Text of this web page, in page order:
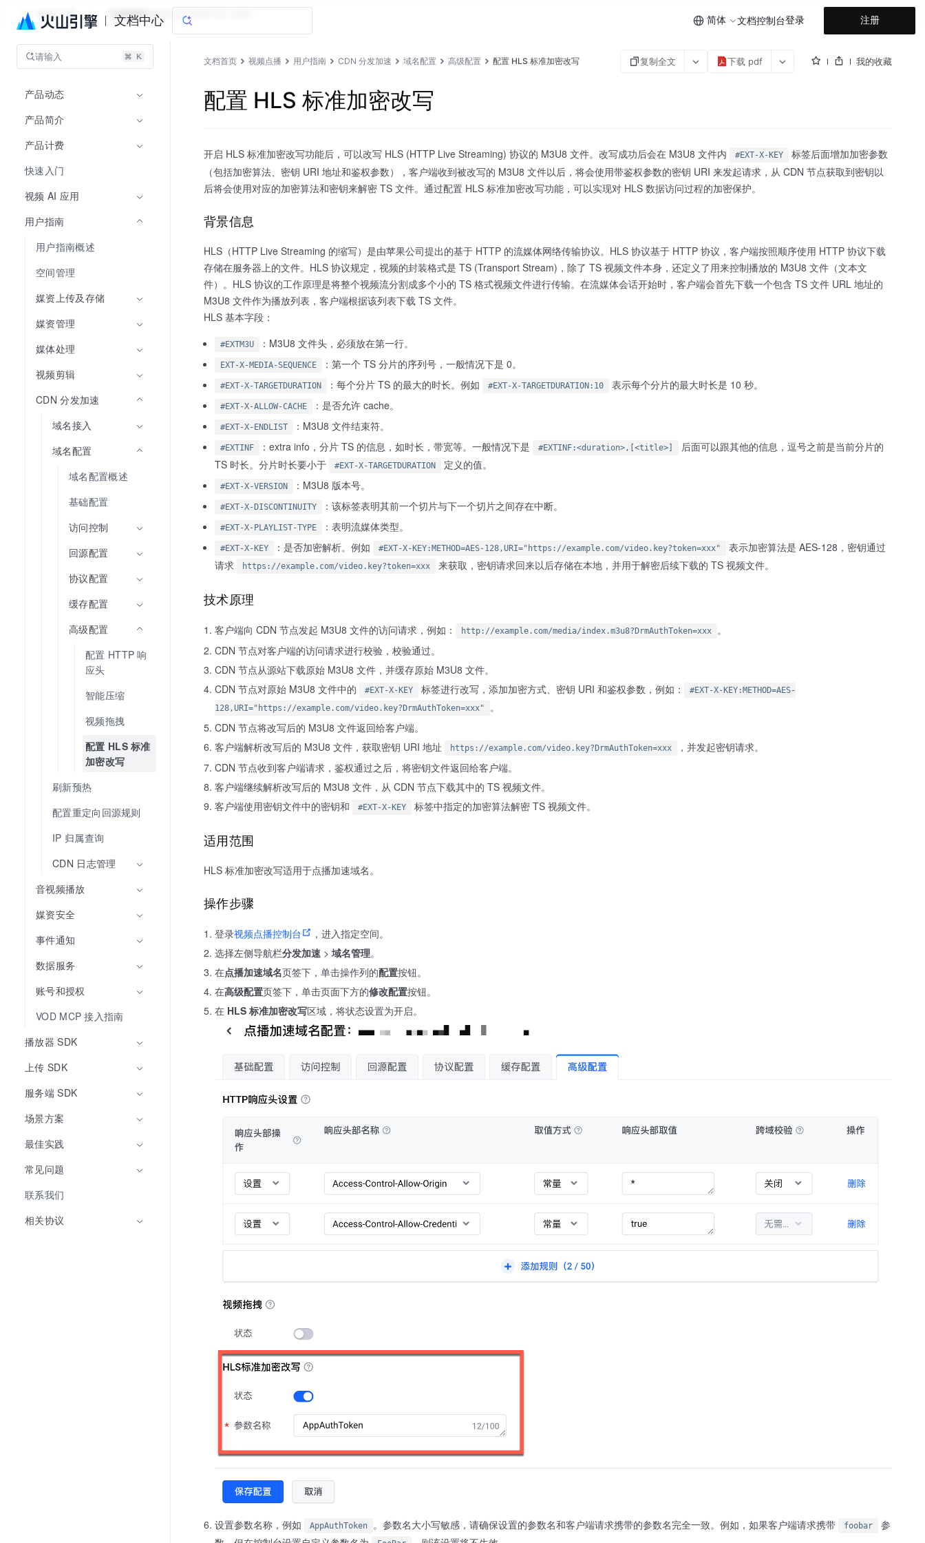
文档中心 简体 文档控制台登录 注册
视频点播 文档指南服务端 API 参考
请输入
产品动态
产品简介
产品计费
快速入门
视频 AI 应用
用户指南
用户指南概述
空间管理
媒资上传及存储
媒资管理
媒体处理
视频剪辑
CDN 分发加速
域名接入
域名配置
域名配置概述
基础配置
访问控制
回源配置
协议配置
缓存配置
高级配置
配置 HTTP 响
应头
智能压缩
视频拖拽
配置 HLS 标准
加密改写
刷新预热
配置重定向回源规则
IP 归属查询
CDN 日志管理
音视频播放
媒资安全
事件通知
数据服务
账号和授权
VOD MCP 接入指南
播放器 SDK
上传 SDK
服务端 SDK
场景方案
最佳实践
常见问题
联系我们
相关协议
文档首页 视频点播 用户指南 CDN 分发加速 域名配置 高级配置 配置 HLS 标准加密改写 复制全文 下载 pdf 我的收藏
配置 HLS 标准加密改写
开启 HLS 标准加密改写功能后，可以改写 HLS (HTTP Live Streaming) 协议的 M3U8 文件。改写成功后会在 M3U8 文件内 #EXT-X-KEY
标签后面增加加密参数
（包括加密算法、密钥 URI 地址和鉴权参数），客户端收到被改写的 M3U8 文件以后，将会使用带鉴权参数的密钥 URI 来发起请求，从 CDN 节点获取到密钥以
后将会使用对应的加密算法和密钥来解密 TS 文件。通过配置 HLS 标准加密改写功能，可以实现对 HLS 数据访问过程的加密保护。
背景信息
HLS（HTTP Live Streaming 的缩写）是由苹果公司提出的基于 HTTP 的流媒体网络传输协议。HLS 协议基于 HTTP 协议，客户端按照顺序使用 HTTP 协议下载
存储在服务器上的文件。HLS 协议规定，视频的封装格式是 TS (Transport Stream)，除了 TS 视频文件本身，还定义了用来控制播放的 M3U8 文件（文本文
件）。HLS 协议的工作原理是将整个视频流分割成多个小的 TS 格式视频文件进行传输。在流媒体会话开始时，客户端会首先下载一个包含 TS 文件 URL 地址的
M3U8 文件作为播放列表，客户端根据该列表下载 TS 文件。
HLS 基本字段：
#EXTM3U ：M3U8 文件头，必须放在第一行。
EXT-X-MEDIA-SEQUENCE ：第一个 TS 分片的序列号，一般情况下是 0。
#EXT-X-TARGETDURATION ：每个分片 TS 的最大的时长。例如 #EXT-X-TARGETDURATION:10 表示每个分片的最大时长是 10 秒。
#EXT-X-ALLOW-CACHE ：是否允许 cache。
#EXT-X-ENDLIST ：M3U8 文件结束符。
#EXTINF ：extra info，分片 TS 的信息，如时长，带宽等。一般情况下是 #EXTINF:<duration>,[<title>]
后面可以跟其他的信息，逗号之前是当前分片的
TS 时长。分片时长要小于
#EXT-X-TARGETDURATION 定义的值。
#EXT-X-VERSION ：M3U8 版本号。
#EXT-X-DISCONTINUITY ：该标签表明其前一个切片与下一个切片之间存在中断。
#EXT-X-PLAYLIST-TYPE ：表明流媒体类型。
#EXT-X-KEY ：是否加密解析。例如 #EXT-X-KEY:METHOD=AES-128,URI="https://example.com/video.key?token=xxx"
表示加密算法是 AES-128，密钥通过
请求
https://example.com/video.key?token=xxx 来获取，密钥请求回来以后存储在本地，并用于解密后续下载的 TS 视频文件。
技术原理
客户端向 CDN 节点发起 M3U8 文件的访问请求，例如： http://example.com/media/index.m3u8?DrmAuthToken=xxx
。
CDN 节点对客户端的访问请求进行校验，校验通过。
CDN 节点从源站下载原始 M3U8 文件，并缓存原始 M3U8 文件。
CDN 节点对原始 M3U8 文件中的
#EXT-X-KEY 标签进行改写，添加加密方式、密钥 URI 和鉴权参数，例如：
#EXT-X-KEY:METHOD=AES-
128,URI="https://example.com/video.key?DrmAuthToken=xxx"
。
CDN 节点将改写后的 M3U8 文件返回给客户端。
客户端解析改写后的 M3U8 文件，获取密钥 URI 地址
https://example.com/video.key?DrmAuthToken=xxx
，并发起密钥请求。
CDN 节点收到客户端请求，鉴权通过之后，将密钥文件返回给客户端。
客户端继续解析改写后的 M3U8 文件，从 CDN 节点下载其中的 TS 视频文件。
客户端使用密钥文件中的密钥和
#EXT-X-KEY 标签中指定的加密算法解密 TS 视频文件。
适用范围
HLS 标准加密改写适用于点播加速域名。
操作步骤
登录视频点播控制台
，进入指定空间。
选择左侧导航栏分发加速 > 域名管理。
在点播加速域名页签下，单击操作列的配置按钮。
在高级配置页签下，单击页面下方的修改配置按钮。
在 HLS 标准加密改写区域，将状态设置为开启。
设置参数名称，例如 AppAuthToken 。参数名大小写敏感，请确保设置的参数名和客户端请求携带的参数名完全一致。例如，如果客户端请求携带 foobar
参